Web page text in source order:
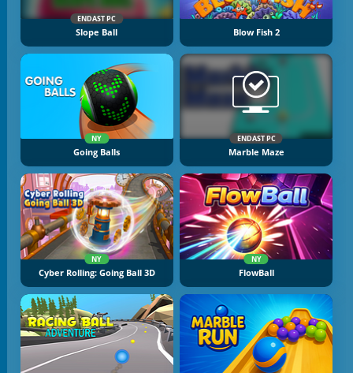
ENDAST PC
Slope Ball Blow Fish 2
NY
Going Balls
ENDAST PC
Marble Maze
NY
Cyber Rolling: Going Ball 3D
NY
FlowBall